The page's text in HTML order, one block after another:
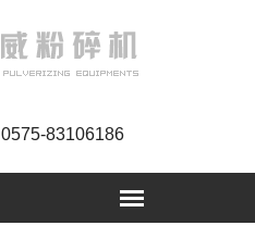
0575-83106186